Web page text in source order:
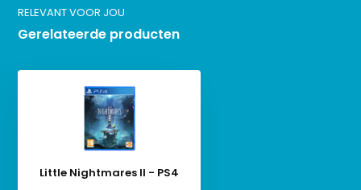
RELEVANT VOOR JOU
Gerelateerde producten
Little Nightmares II - PS4